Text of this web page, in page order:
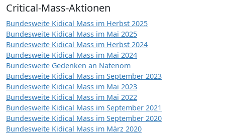
Critical-Mass-Aktionen
Bundesweite Kidical Mass im Herbst 2025
Bundesweite Kidical Mass im Mai 2025
Bundesweite Kidical Mass im Herbst 2024
Bundesweite Kidical Mass im Mai 2024
Bundesweite Gedenken an Natenom
Bundesweite Kidical Mass im September 2023
Bundesweite Kidical Mass im Mai 2023
Bundesweite Kidical Mass im Mai 2022
Bundesweite Kidical Mass im September 2021
Bundesweite Kidical Mass im September 2020
Bundesweite Kidical Mass im März 2020